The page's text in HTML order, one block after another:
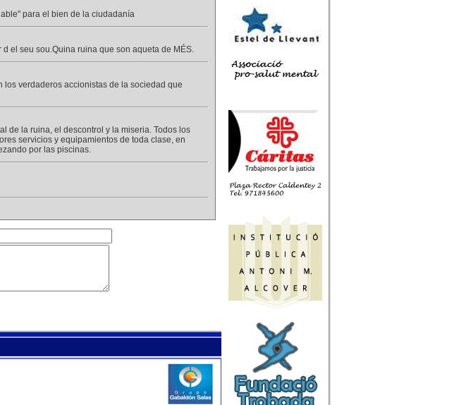
para el bien de la ciudadanía
el seu sou.Quina ruina que son aqueta de MÉS.
los verdaderos accionistas de la sociedad que
de la ruina, el descontrol y la miseria. Todos los
servicios y equipamientos de toda clase, en
por las piscinas.